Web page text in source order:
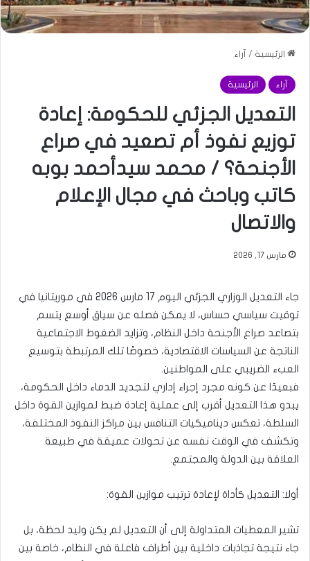
الرئيسية / آراء
آراء الرئيسية
التعديل الجزئي للحكومة: إعادة
توزيع نفوذ أم تصعيد في صراع
الأجنحة؟ / محمد سيدأحمد بوبه
كاتب وباحث في مجال الإعلام
والاتصال
مارس 17, 2026
جاء التعديل الوزاري الجزئي اليوم 17 مارس 2026 في موريتانيا في
توقيت سياسي حساس، لا يمكن فصله عن سياق أوسع يتسم
بتصاعد صراع الأجنحة داخل النظام، وتزايد الضغوط الاجتماعية
الناتجة عن السياسات الاقتصادية، خصوصًا تلك المرتبطة بتوسيع
العبء الضريبي على المواطنين.
فبعيدًا عن كونه مجرد إجراء إداري لتجديد الدماء داخل الحكومة،
يبدو هذا التعديل أقرب إلى عملية إعادة ضبط لموازين القوة داخل
السلطة، تعكس ديناميكيات التنافس بين مراكز النفوذ المختلفة،
وتكشف في الوقت نفسه عن تحولات عميقة في طبيعة
العلاقة بين الدولة والمجتمع.
أولا: التعديل كأداة لإعادة ترتيب موازين القوة:
تشير المعطيات المتداولة إلى أن التعديل لم يكن وليد لحظة، بل
جاء نتيجة تجاذبات داخلية بين أطراف فاعلة في النظام، خاصة بين